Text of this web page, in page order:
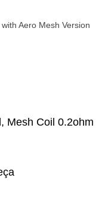
Mesh Coil 0.2ohm